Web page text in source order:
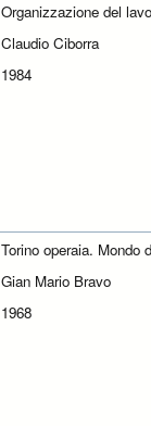
Organizzazione del
Claudio Ciborra
1984
Torino operaia. Mondo
Gian Mario Bravo
1968